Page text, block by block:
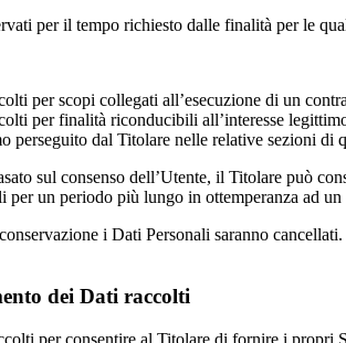
per il tempo richiesto dalle finalità per le
per scopi collegati all’esecuzione di un
per finalità riconducibili all’interesse
perseguito dal Titolare nelle relative sezioni di
sul consenso dell’Utente, il Titolare può
per un periodo più lungo in ottemperanza ad
i Dati Personali saranno
dei Dati raccolti